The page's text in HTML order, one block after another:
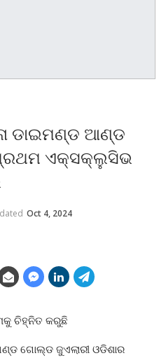
ଡାଇମଣ୍ଡ ଆଣ୍ଡ
ଏକ୍ସକ୍ଲୁସିଭ
Oct 4, 2024
ଚିହ୍ନିତ କରୁଛି
ଗୋଲ୍ଡ ଜୁଏଲାରୀ ଓଡିଶାର